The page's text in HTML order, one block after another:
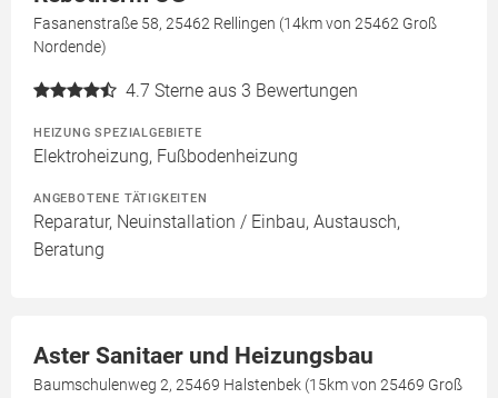
Fasanenstraße 58, 25462 Rellingen (14km von 25462 Groß
Nordende)
4.7 Sterne aus 3 Bewertungen
HEIZUNG SPEZIALGEBIETE
Elektroheizung, Fußbodenheizung
ANGEBOTENE TÄTIGKEITEN
Reparatur, Neuinstallation / Einbau, Austausch,
Beratung
Aster Sanitaer und Heizungsbau
Baumschulenweg 2, 25469 Halstenbek (15km von 25469 Groß